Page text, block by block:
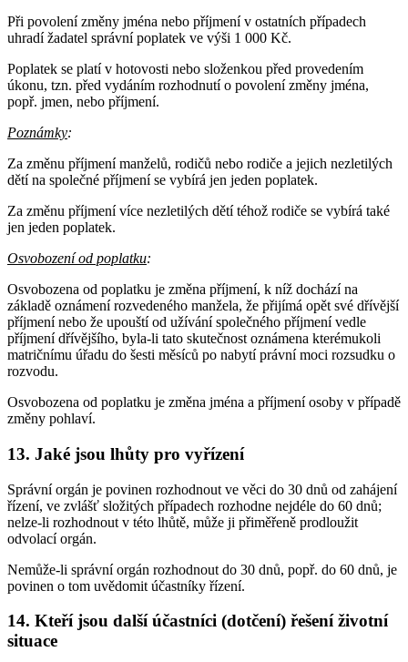
Při povolení změny jména nebo příjmení v ostatních případech
uhradí žadatel správní poplatek ve výši 1 000 Kč.
Poplatek se platí v hotovosti nebo složenkou před provedením
úkonu, tzn. před vydáním rozhodnutí o povolení změny jména,
popř. jmen, nebo příjmení.
Poznámky:
Za změnu příjmení manželů, rodičů nebo rodiče a jejich nezletilých
dětí na společné příjmení se vybírá jen jeden poplatek.
Za změnu příjmení více nezletilých dětí téhož rodiče se vybírá také
jen jeden poplatek.
Osvobození od poplatku:
Osvobozena od poplatku je změna příjmení, k níž dochází na
základě oznámení rozvedeného manžela, že přijímá opět své dřívější
příjmení nebo že upouští od užívání společného příjmení vedle
příjmení dřívějšího, byla-li tato skutečnost oznámena kterémukoli
matričnímu úřadu do šesti měsíců po nabytí právní moci rozsudku o
rozvodu.
Osvobozena od poplatku je změna jména a příjmení osoby v případě
změny pohlaví.
13. Jaké jsou lhůty pro vyřízení
Správní orgán je povinen rozhodnout ve věci do 30 dnů od zahájení
řízení, ve zvlášť složitých případech rozhodne nejdéle do 60 dnů;
nelze-li rozhodnout v této lhůtě, může ji přiměřeně prodloužit
odvolací orgán.
Nemůže-li správní orgán rozhodnout do 30 dnů, popř. do 60 dnů, je
povinen o tom uvědomit účastníky řízení.
14. Kteří jsou další účastníci (dotčení) řešení životní
situace